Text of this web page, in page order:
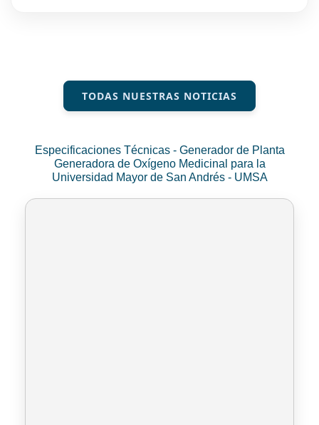
TODAS NUESTRAS NOTICIAS
Especificaciones Técnicas - Generador de Planta
Generadora de Oxígeno Medicinal para la
Universidad Mayor de San Andrés - UMSA